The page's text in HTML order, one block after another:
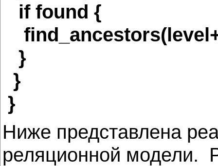
if found {
}
}
}
Ниже представлена
реляционной модели.